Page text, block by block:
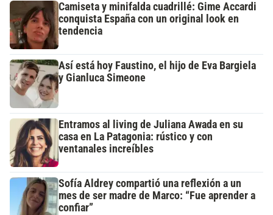
Camiseta y minifalda cuadrillé: Gime Accardi
conquista España con un original look en
tendencia
Así está hoy Faustino, el hijo de Eva Bargiela
y Gianluca Simeone
Entramos al living de Juliana Awada en su
casa en La Patagonia: rústico y con
ventanales increíbles
Sofía Aldrey compartió una reflexión a un
mes de ser madre de Marco: “Fue aprender a
confiar”